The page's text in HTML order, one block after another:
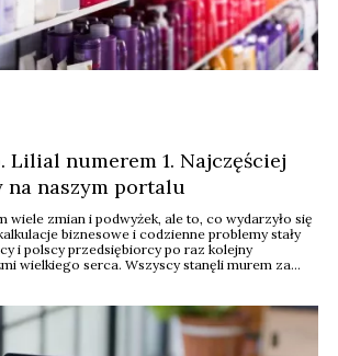
Lilial numerem 1. Najczęściej
na naszym portalu
wiele zmian i podwyżek, ale to, co wydarzyło się
biznesowe i codzienne problemy stały
i polscy przedsiębiorcy po raz kolejny
wielkiego serca. Wszyscy stanęli murem za
...